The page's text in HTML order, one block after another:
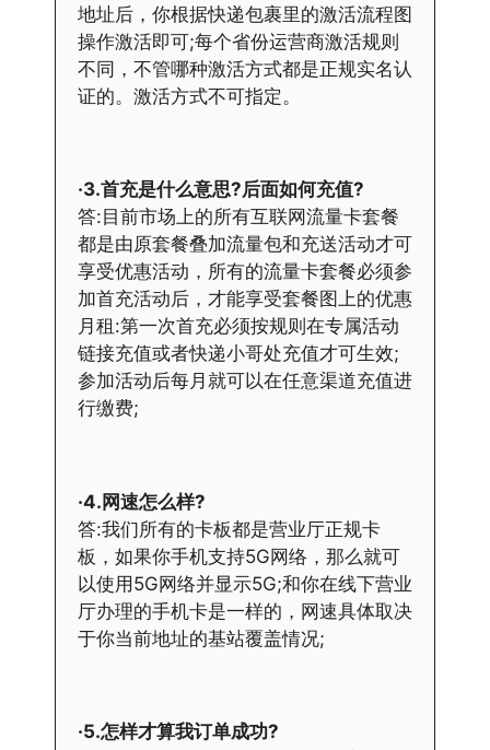
地址后，你根据快递包裹里的激活流程图
操作激活即可;每个省份运营商激活规则
不同，不管哪种激活方式都是正规实名认
证的。激活方式不可指定。
·3.首充是什么意思?后面如何充值?
答:目前市场上的所有互联网流量卡套餐
都是由原套餐叠加流量包和充送活动才可
享受优惠活动，所有的流量卡套餐必须参
加首充活动后，才能享受套餐图上的优惠
月租:第一次首充必须按规则在专属活动
链接充值或者快递小哥处充值才可生效;
参加活动后每月就可以在任意渠道充值进
行缴费;
·4.网速怎么样?
答:我们所有的卡板都是营业厅正规卡
板，如果你手机支持5G网络，那么就可
以使用5G网络并显示5G;和你在线下营业
厅办理的手机卡是一样的，网速具体取决
于你当前地址的基站覆盖情况;
·5.怎样才算我订单成功?